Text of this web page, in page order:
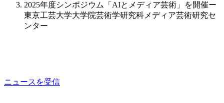
2025年度シンポジウム「AIとメディア芸術」を開催ー
東京工芸大学大学院芸術学研究科メディア芸術研究セ
ンター
ニュースを受信